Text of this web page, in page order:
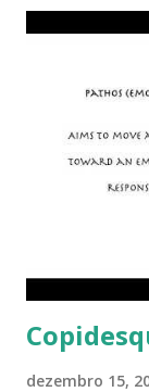
interpretação
crenças
próxima
valiosas que
a importância
é a
proteção divina
a sua crença
vida em
dezembro 15,